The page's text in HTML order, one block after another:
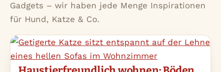
Gadgets – wir haben jede Menge Inspirationen
für Hund, Katze & Co.